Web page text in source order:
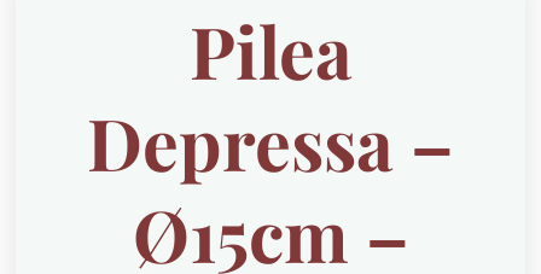
Pilea
Depressa –
Ø15cm –